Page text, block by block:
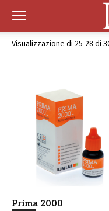
Visualizzazione di 25-28 di
Prima 2000